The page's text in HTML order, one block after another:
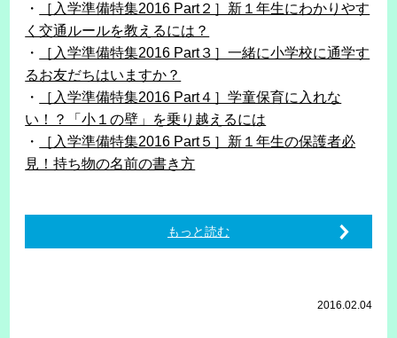
・
［入学準備特集2016 Part２］新１年生にわかりやす
く交通ルールを教えるには？
・
［入学準備特集2016 Part３］一緒に小学校に通学す
るお友だちはいますか？
・
［入学準備特集2016 Part４］学童保育に入れな
い！？「小１の壁」を乗り越えるには
・
［入学準備特集2016 Part５］新１年生の保護者必
見！持ち物の名前の書き方
もっと読む
2016.02.04